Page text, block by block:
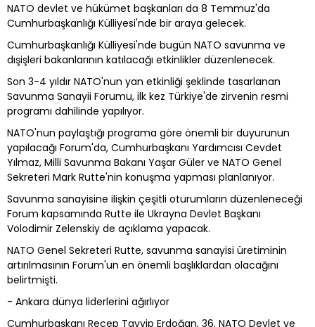
NATO devlet ve hükümet başkanları da 8 Temmuz'da
Cumhurbaşkanlığı Külliyesi'nde bir araya gelecek.
Cumhurbaşkanlığı Külliyesi'nde bugün NATO savunma ve
dışişleri bakanlarının katılacağı etkinlikler düzenlenecek.
Son 3-4 yıldır NATO'nun yan etkinliği şeklinde tasarlanan
Savunma Sanayii Forumu, ilk kez Türkiye'de zirvenin resmi
programı dahilinde yapılıyor.
NATO'nun paylaştığı programa göre önemli bir duyurunun
yapılacağı Forum'da, Cumhurbaşkanı Yardımcısı Cevdet
Yılmaz, Milli Savunma Bakanı Yaşar Güler ve NATO Genel
Sekreteri Mark Rutte'nin konuşma yapması planlanıyor.
Savunma sanayisine ilişkin çeşitli oturumların düzenleneceği
Forum kapsamında Rutte ile Ukrayna Devlet Başkanı
Volodimir Zelenskiy de açıklama yapacak.
NATO Genel Sekreteri Rutte, savunma sanayisi üretiminin
artırılmasının Forum'un en önemli başlıklardan olacağını
belirtmişti.
- Ankara dünya liderlerini ağırlıyor
Cumhurbaşkanı Recep Tayyip Erdoğan, 36.⁠ ⁠NATO Devlet ve